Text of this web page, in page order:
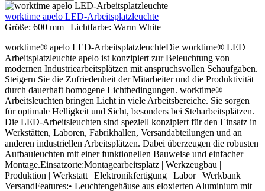
worktime apelo LED-Arbeitsplatzleuchte
Größe: 600 mm | Lichtfarbe: Warm White
worktime® apelo LED-ArbeitsplatzleuchteDie worktime® LED
Arbeitsplatzleuchte apelo ist konzipiert zur Beleuchtung von
modernen Industriearbeitsplätzen mit anspruchsvollen Sehaufgaben.
Steigern Sie die Zufriedenheit der Mitarbeiter und die Produktivität
durch dauerhaft homogene Lichtbedingungen. worktime®
Arbeitsleuchten bringen Licht in viele Arbeitsbereiche. Sie sorgen
für optimale Helligkeit und Sicht, besonders bei Steharbeitsplätzen.
Die LED-Arbeitsleuchten sind speziell konzipiert für den Einsatz in
Werkstätten, Laboren, Fabrikhallen, Versandabteilungen und an
anderen industriellen Arbeitsplätzen. Dabei überzeugen die robusten
Aufbauleuchten mit einer funktionellen Bauweise und einfacher
Montage.Einsatzorte:Montagearbeitsplatz | Werkzeugbau |
Produktion | Werkstatt | Elektronikfertigung | Labor | Werkbank |
VersandFeatures:• Leuchtengehäuse aus eloxierten Aluminium mit